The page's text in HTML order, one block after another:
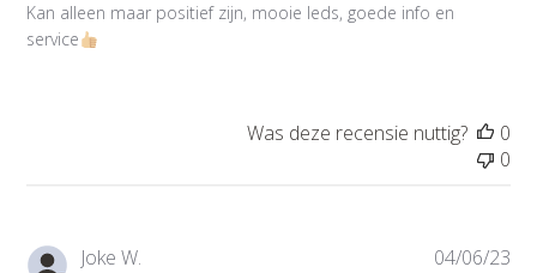
Kan alleen maar positief zijn, mooie leds, goede info en
service
a
t
Was deze recensie nuttig?
0
0
Joke W.
P
04/06/23